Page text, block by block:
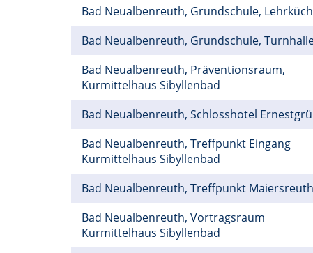
Bad Neualbenreuth, Grundschule,
Bad Neualbenreuth, Grundschule,
Bad Neualbenreuth, Präventionsraum,
Kurmittelhaus Sibyllenbad
Bad Neualbenreuth, Schlosshotel
Bad Neualbenreuth, Treffpunkt Eingang
Kurmittelhaus Sibyllenbad
Bad Neualbenreuth, Treffpunkt Maiersreuth
Bad Neualbenreuth, Vortragsraum
Kurmittelhaus Sibyllenbad